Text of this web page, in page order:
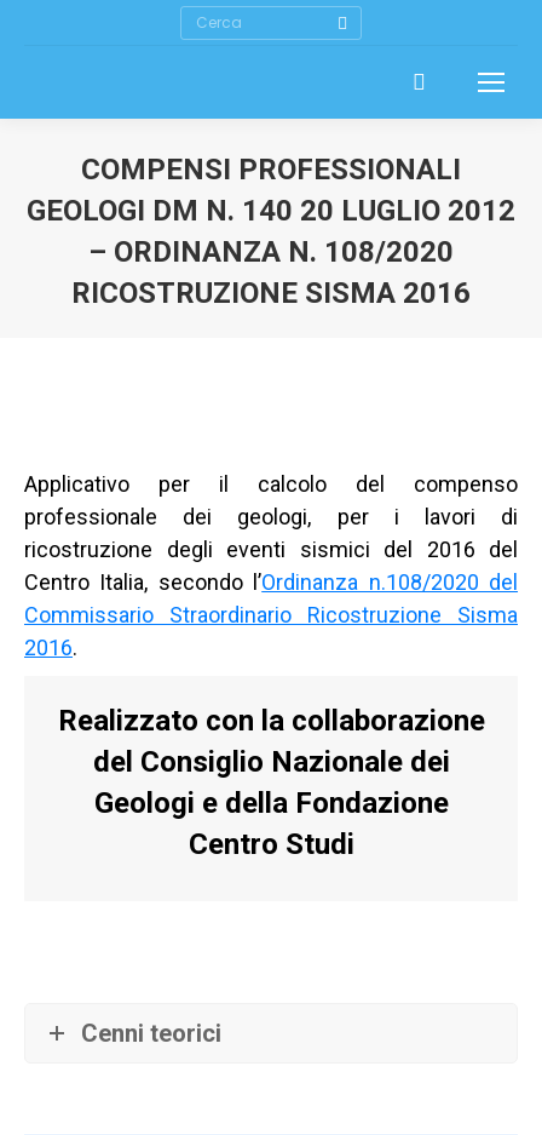
Cerca
COMPENSI PROFESSIONALI
GEOLOGI DM N. 140 20 LUGLIO 2012
– ORDINANZA N. 108/2020
RICOSTRUZIONE SISMA 2016
Applicativo per il calcolo del compenso
professionale dei geologi, per i lavori di
ricostruzione degli eventi sismici del 2016 del
Centro Italia, secondo l’Ordinanza n.108/2020 del
Commissario Straordinario Ricostruzione Sisma
2016.
Realizzato con la collaborazione
del Consiglio Nazionale dei
Geologi e della Fondazione
Centro Studi
Cenni teorici